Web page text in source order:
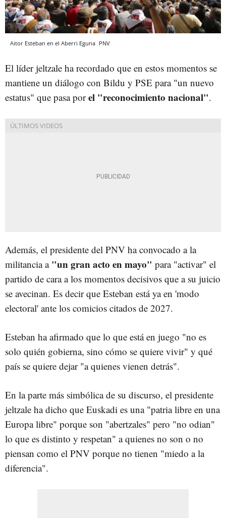
Aitor Esteban en el Aberri Eguna PNV
El líder jeltzale ha recordado que en estos momentos se
mantiene un diálogo con Bildu y PSE para "un nuevo
estatus" que pasa porel "reconocimiento nacional".
Además, el presidente del PNV ha convocado a la
militancia a"un gran acto en mayo" para "activar" el
partido de cara a los momentos decisivos que a su juicio
se avecinan. Es decir que Esteban está ya en 'modo
electoral' ante los comicios citados de 2027.
Esteban ha afirmado que lo que está en juego "no es
solo quién gobierna, sino cómo se quiere vivir" y qué
país se quiere dejar "a quienes vienen detrás".
En la parte más simbólica de su discurso, el presidente
jeltzale ha dicho que Euskadi es una "patria libre en una
Europa libre" porque son "abertzales" pero "no odian"
lo que es distinto y respetan" a quienes no son o no
piensan como el PNV porque no tienen "miedo a la
diferencia".